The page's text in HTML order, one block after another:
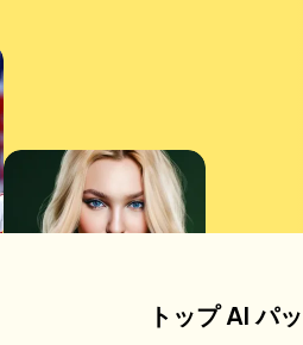
トップ AI パ